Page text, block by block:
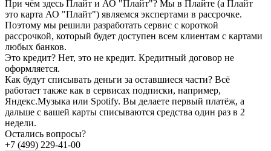
При чём здесь Плайт и АО "Плайт"? Мы в Плайте (а Плайт
это карта АО "Плайт") являемся экспертами в рассрочке.
Поэтому мы решили разработать сервис с короткой
рассрочкой, который будет доступен всем клиентам с картами
любых банков.
Это кредит? Нет, это не кредит. Кредитный договор не
оформляется.
Как будут списывать деньги за оставшиеся части? Всё
работает также как в сервисах подписки, например,
Яндекс.Музыка или Spotify. Вы делаете первый платёж, а
дальше с вашей карты списываются средства один раз в 2
недели.
Остались вопросы?
+7 (499) 229-41-00